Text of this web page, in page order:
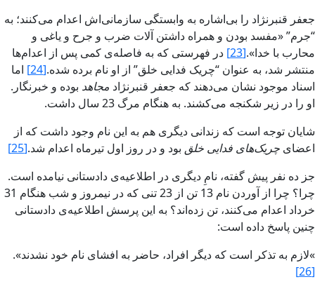
جعفر قنبرنژاد را بى‌اشاره به وابستگى سازمانى‌اش‏ اعدام مى‌کنند؛ به
“جرم‌” «‌مفسد بودن و همراه داشتن آلات ضرب و جرح و ياغى و
محارب با خدا».[23]
در فهرستى که به فاصله‌ى کمى پس‏ از اعدام‌ها
منتشر شد، به عنوان “چريک فدایى خلق‌” از او نام برده شده‌.[24]
اما
اسناد موجود نشان مى‌دهند که جعفر قنبرنژاد مجاهد بوده و خبرنگار.
او را در زير شکنجه مى‌کشند‌. به هنگام مرگ 23 سال داشت.
شايان توجه است که زندانى ديگرى هم به اين نام وجود داشت که از
اعضاى ‌چريک‌هاى فدایى خلق بود و در روز اول تيرماه اعدام ‌شد.[25]
جز ده نفر پيش‏ گفته، نامِ ديگرى در اطلاعيه‌ى دادستانى‌ نيامده است.
چرا؟ چرا از آوردن نام 13 تن از 23 تنى که در نيمروز و شب هنگام 31
خرداد اعدام مى‌کنند، تن زده‌اند؟ به اين پرسش‏ اطلاعيه‌ى دادستانى
چنين پاسخ داده است‌:
»لازم به تذکر است که ديگر افراد، حاضر به افشاى نام خود نشدند‌».
[26]